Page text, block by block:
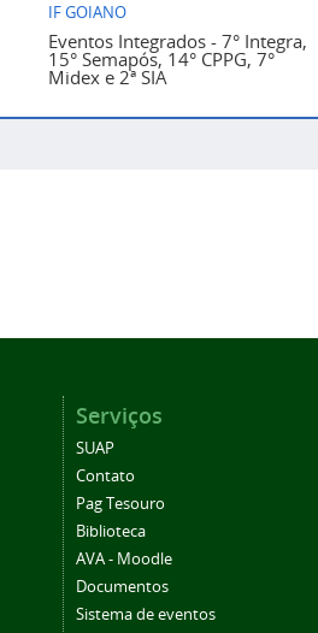
IF GOIANO
Eventos Integrados - 7° Integra,
15° Semapós, 14° CPPG, 7°
Midex e 2ª SIA
Serviços
SUAP
Contato
Pag Tesouro
Biblioteca
AVA - Moodle
Documentos
Sistema de eventos